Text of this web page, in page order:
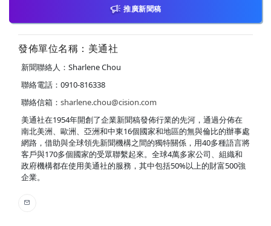
推廣新聞稿
發佈單位名稱：美通社
新聞聯絡人：Sharlene Chou
聯絡電話：0910-816338
聯絡信箱： sharlene.chou@cision.com
美通社在1954年開創了企業新聞稿發佈行業的先河，通過分佈在
南北美洲、歐洲、亞洲和中東16個國家和地區的無與倫比的辦事處
網路，借助與全球領先新聞機構之間的獨特關係，用40多種語言將
客戶與170多個國家的受眾聯繫起來。全球4萬多家公司、組織和
政府機構都在使用美通社的服務，其中包括50%以上的財富500強
企業。